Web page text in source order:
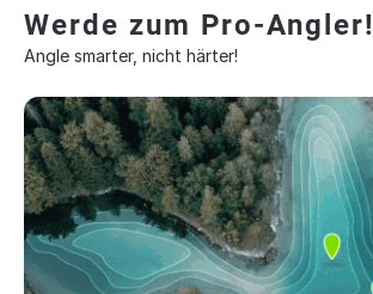
Werde zum Pro-Angler!
Angle smarter, nicht härter!